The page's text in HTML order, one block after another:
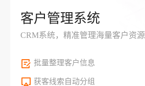
客户管理系统
CRM系统，精准管理海量客户资源
批量整理客户信息
获客线索自动分组